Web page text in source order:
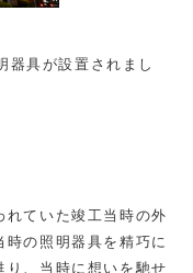
器具が設置されまし
れていた竣工当時の外
の照明器具を精巧に
り、当時に想いを馳せ